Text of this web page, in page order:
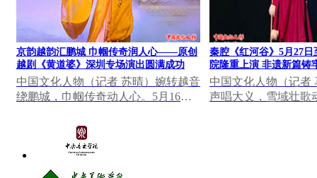
京韵越韵汇鹏城 巾帼传奇润人心——原创
越剧《黄道婆》深圳专场演出圆满成功
中国文化人物（记者 苏晴）婉转越音
绕鹏城，巾帼传奇动人心。5月16日
座无虚席，北京...
秦腔《红河谷》5月27日
院隆重上演 非遗新篇铸
中国文化人物（记者
声唱大义，雪域壮歌